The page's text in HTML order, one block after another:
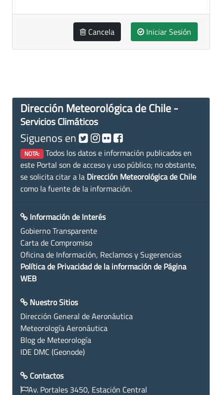
Cancela Iniciar Sesión
Dirección Meteorológica de Chile -
Servicios Climáticos
Siguenos en
NOTA: Todos los datos e información publicados en
este Portal son de acceso y uso público; no obstante,
se solicita citar a la Dirección Meteorológica de Chile
como la fuente de la información.
Información de Interés
Gobierno Transparente
Carta de Compromiso
Oficina de Información, Reclamos y Sugerencias
Política de Privacidad de la información de Página
WEB
Nuestro Sitios
Dirección General de Aeronáutica
Meteorología Aeronáutica
Blog de Meteorología
IDE DMC (Geonode)
Contactos
Av. Portales 3450, Estación Central